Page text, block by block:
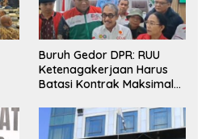
Buruh Gedor DPR: RUU
Ketenagakerjaan Harus
Batasi Kontrak Maksimal
Berbasis KHL